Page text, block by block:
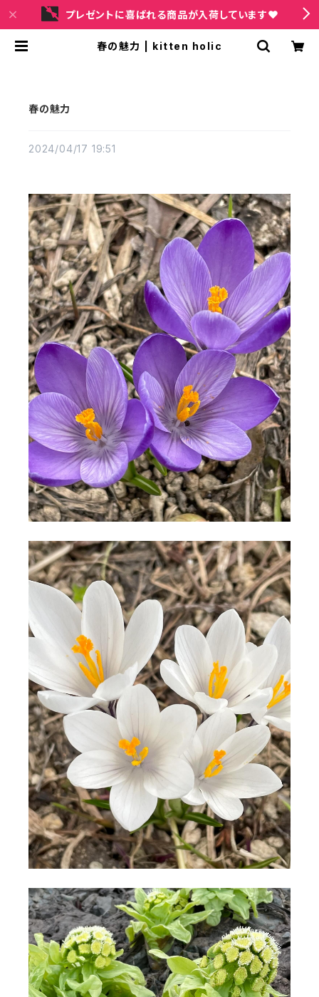
プレゼントに喜ばれる商品が入荷しています❤
春の魅力 | kitten holic
春の魅力
2024/04/17 19:51